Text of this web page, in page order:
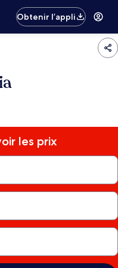
Obtenir l’appli
les prix